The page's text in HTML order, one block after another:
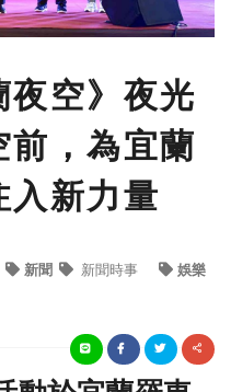
夜空》夜光
，為宜蘭
新力量
新聞 新聞時事 娛樂